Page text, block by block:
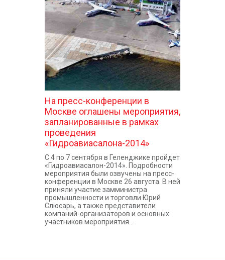
КОНТАКТЫ
На пресс-конференции в
Москве оглашены мероприятия,
запланированные в рамках
проведения
«Гидроавиасалона-2014»
С 4 по 7 сентября в Геленджике пройдет
«Гидроавиасалон-2014». Подробности
мероприятия были озвучены на пресс-
конференции в Москве 26 августа. В ней
приняли участие замминистра
промышленности и торговли Юрий
Слюсарь, а также представители
компаний-организаторов и основных
участников мероприятия...